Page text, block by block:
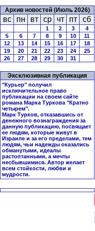
Архив новостей (Июль 2026)
вс пн вт ср чт пт сб
1 2 3
4
5
6 7 8 9 10
11
12
13 14 15 16 17
18
19
20 21 22 23 24
25
26
27 28 29 30 31
Эксклюзивная публикация
"Курьер" получил
исключительное право
публикации на своем сайте
романа Марка Туркова "Кратно
четырем".
Марк Турков, отказавшись от
денежного вознаграждения за
данную публикацию, посвящает
ее людям, которые живут в
Израиле и за его пределами, тем
людям, чьи надежды оказались
обманутыми, идеалы
растоптанными, а мечты
несбывшимися. Автор желает
всем стойкости, любви и
мудрости.